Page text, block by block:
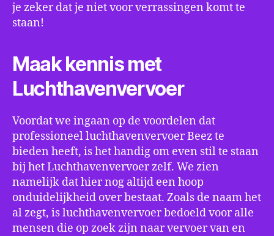
je zeker dat je niet voor verrassingen komt te
staan!
Maak kennis met
Luchthavenvervoer
Voordat we ingaan op de voordelen dat
professioneel luchthavenvervoer Beez te
bieden heeft, is het handig om even stil te staan
bij het Luchthavenvervoer zelf. We zien
namelijk dat hier nog altijd een hoop
onduidelijkheid over bestaat. Zoals de naam het
al zegt, is luchthavenvervoer bedoeld voor alle
mensen die op zoek zijn naar vervoer van en